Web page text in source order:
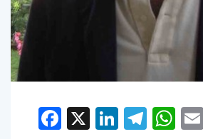
Facebook
X LinkedIn